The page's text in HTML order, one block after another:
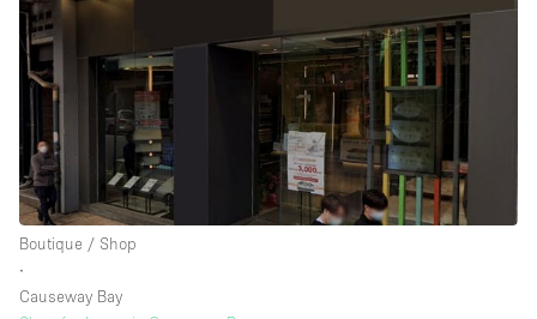
Boutique / Shop
∙
Causeway Bay